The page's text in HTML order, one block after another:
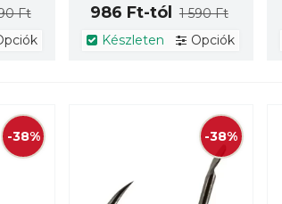
Ft
986 Ft-tól
1 590 Ft
Készleten
Opciók
-38% -38%